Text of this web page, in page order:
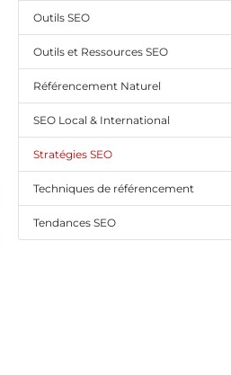
Outils SEO
Outils et Ressources SEO
Référencement Naturel
SEO Local & International
Stratégies SEO
Techniques de référencement
Tendances SEO